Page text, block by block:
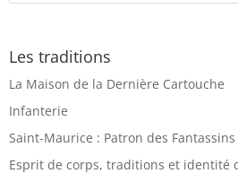
Les traditions
La Maison de la Dernière Cartouche
Infanterie
Saint-Maurice : Patron des Fantassins
Esprit de corps, traditions et identité